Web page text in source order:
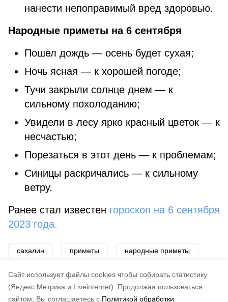
Cайт использует файлы cookies чтобы собирать статистику
(Яндекс.Метрика и Liveinternet).
Продолжая пользоваться
сайтом, Вы соглашаетесь с Политикой обработки
нанести непоправимый вред здоровью.
Народные приметы на 6 сентября
Пошел дождь — осень будет сухая;
Ночь ясная — к хорошей погоде;
Тучи закрыли солнце днем — к
сильному похолоданию;
Увидели в лесу ярко красный цветок — к
несчастью;
Порезаться в этот день — к проблемам;
Синицы раскричались — к сильному
ветру.
Ранее стал известен гороскоп на 6 сентября
2023 года.
сахалин приметы народные приметы
предсказания запреты